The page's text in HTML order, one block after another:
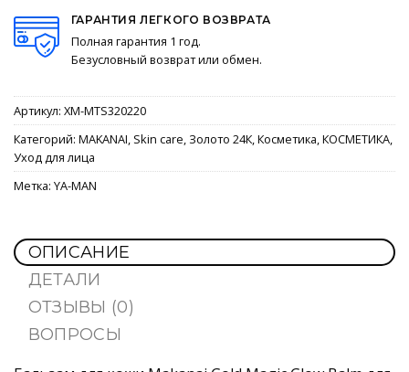
ГАРАНТИЯ ЛЕГКОГО ВОЗВРАТА
Полная гарантия 1 год.
Безусловный возврат или обмен.
Артикул: XM-MTS320220
Категорий: MAKANAI, Skin care, Золото 24К,Косметика,КОСМЕТИКА,
Уход для лица
Метка: YA-MAN
ОПИСАНИЕ
ДЕТАЛИ
ОТЗЫВЫ (0)
ВОПРОСЫ